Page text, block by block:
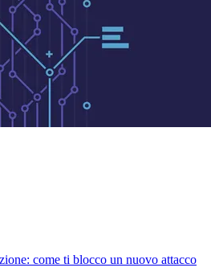
come ti blocco un nuovo attacco